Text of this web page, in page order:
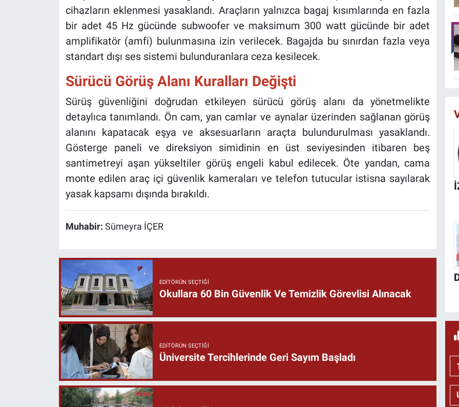
cihazların eklenmesi yasaklandı. Araçların yalnızca bagaj kısımlarında en fazla
bir adet 45 Hz gücünde subwoofer ve maksimum 300 watt gücünde bir adet
amplifikatör (amfi) bulunmasına izin verilecek. Bagajda bu sınırdan fazla veya
standart dışı ses sistemi bulunduranlara ceza kesilecek.
Sürücü Görüş Alanı Kuralları Değişti
Sürüş güvenliğini doğrudan etkileyen sürücü görüş alanı da yönetmelikte
detaylıca tanımlandı. Ön cam, yan camlar ve aynalar üzerinden sağlanan görüş
alanını kapatacak eşya ve aksesuarların araçta bulundurulması yasaklandı.
Gösterge paneli ve direksiyon simidinin en üst seviyesinden itibaren beş
santimetreyi aşan yükseltiler görüş engeli kabul edilecek. Öte yandan, cama
monte edilen araç içi güvenlik kameraları ve telefon tutucular istisna sayılarak
yasak kapsamı dışında bırakıldı.
Muhabir: Sümeyra İÇER
EDITÖRÜN SEÇTIĞI
Okullara 60 Bin Güvenlik Ve Temizlik Görevlisi Alınacak
EDITÖRÜN SEÇTIĞI
Üniversite Tercihlerinde Geri Sayım Başladı